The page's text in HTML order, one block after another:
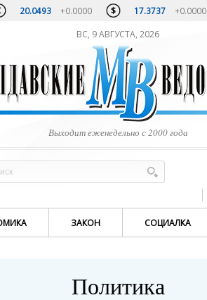
20.0493 +0.0000 17.3737 +0.0000
ВС, 9 АВГУСТА, 2026
Выходит еженедельно с 2000 года
ЗАКОН СОЦИАЛКА
Политика